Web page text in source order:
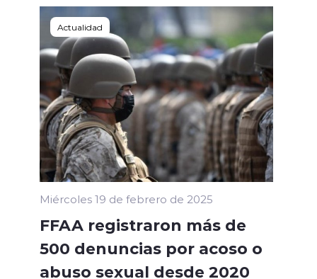
Actualidad
Miércoles 19 de febrero de 2025
FFAA registraron más de
500 denuncias por acoso o
abuso sexual desde 2020